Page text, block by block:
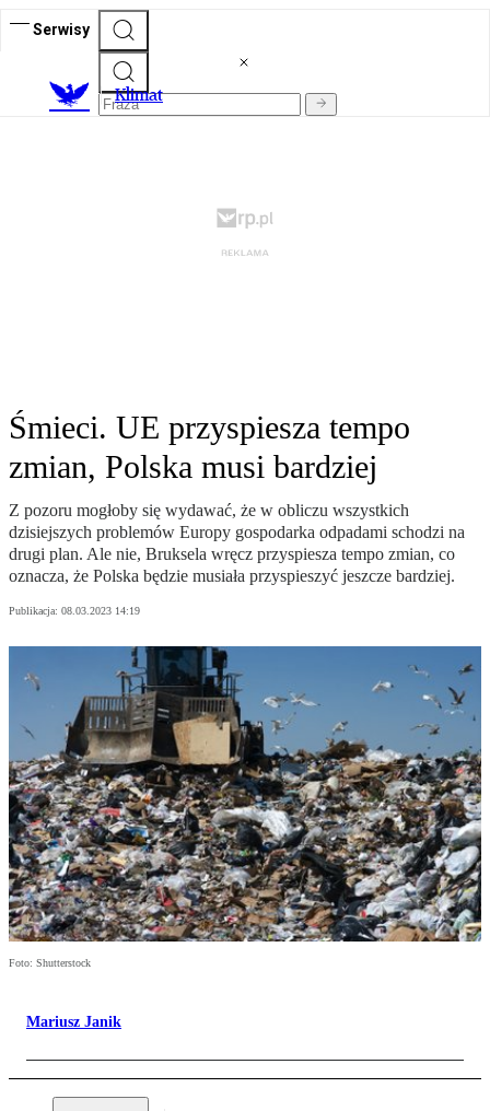
Serwisy
Klimat
Śmieci. UE przyspiesza tempo
zmian, Polska musi bardziej
Z pozoru mogłoby się wydawać, że w obliczu wszystkich
dzisiejszych problemów Europy gospodarka odpadami schodzi na
drugi plan. Ale nie, Bruksela wręcz przyspiesza tempo zmian, co
oznacza, że Polska będzie musiała przyspieszyć jeszcze bardziej.
Publikacja: 08.03.2023 14:19
Foto: Shutterstock
Mariusz Janik